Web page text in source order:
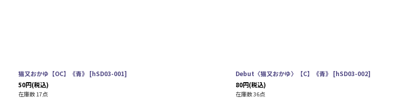
猫又おかゆ【OC】《青》 [hSD03-001]
50円(税込)
在庫数 17点
Debut〈猫又おかゆ〉【C】《青》 [hSD03-002]
80円(税込)
在庫数 36点